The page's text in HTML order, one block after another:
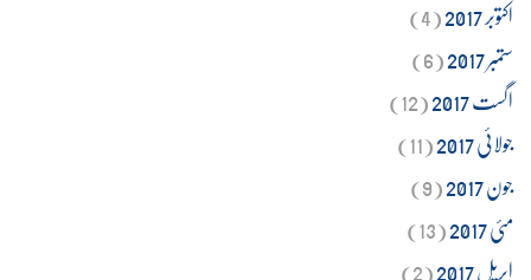
اکتوبر 2017
(4)
ستمبر 2017
(6)
اگست 2017
(12)
جولائی 2017
(11)
جون 2017
(9)
مئی 2017
(13)
اپریل 2017
(2)